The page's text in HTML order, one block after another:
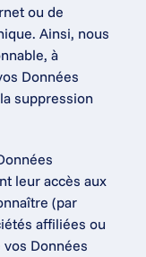
ou de
Ainsi, nous
à
Données
suppression
leur accès aux
(par
affiliées ou
Données